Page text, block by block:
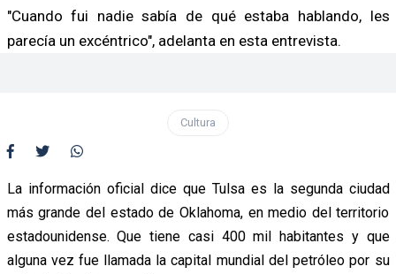
"Cuando fui nadie sabía de qué estaba hablando, les
parecía un excéntrico", adelanta en esta entrevista.
Cultura
La información oficial dice que Tulsa es la segunda ciudad
más grande del estado de Oklahoma, en medio del territorio
estadounidense. Que tiene casi 400 mil habitantes y que
alguna vez fue llamada la capital mundial del petróleo por su